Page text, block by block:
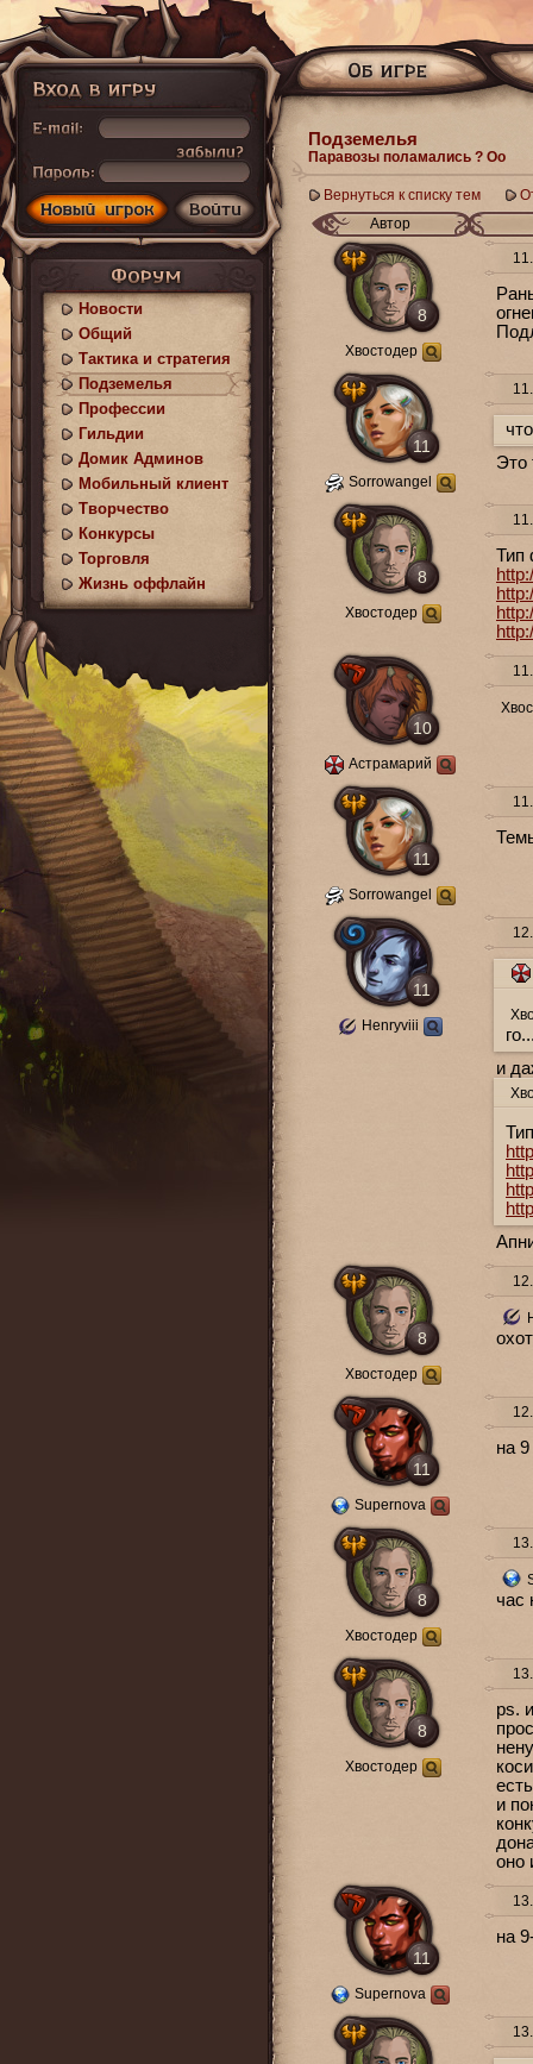
Подземелья
Паравозы поламались ? Оо
Вернуться к списку тем
Автор
8
Хвостодер
11
Sorrowangel
Это
8
Хвостодер
Тип
10
Астрамарий
11
Sorrowangel
11
Henryviii
и
8
Хвостодер
11
Supernova
на
8
Хвостодер
час
8
Хвостодер
ps.
и
оно
11
Supernova
на
Новости
Общий
Тактика и стратегия
Подземелья
Профессии
Гильдии
Домик Админов
Мобильный клиент
Творчество
Конкурсы
Торговля
Жизнь оффлайн